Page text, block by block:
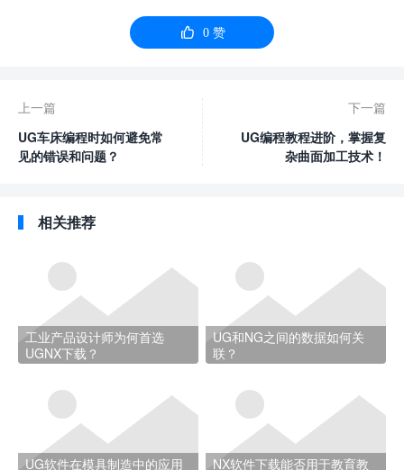
 0赞
上一篇
UG车床编程时如何避免常
见的错误和问题？
下一篇
UG编程教程进阶，掌握复
杂曲面加工技术！
相关推荐
工业产品设计师为何首选
UGNX下载？
UG和NG之间的数据如何关
联？
UG软件在模具制造中的应用 NX软件下载能否用于教育教